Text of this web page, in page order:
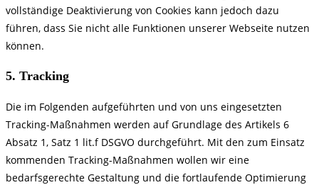
vollständige Deaktivierung von Cookies kann jedoch dazu
führen, dass Sie nicht alle Funktionen unserer Webseite nutzen
können.
5. Tracking
Die im Folgenden aufgeführten und von uns eingesetzten
Tracking-Maßnahmen werden auf Grundlage des Artikels 6
Absatz 1, Satz 1 lit.f DSGVO durchgeführt. Mit den zum Einsatz
kommenden Tracking-Maßnahmen wollen wir eine
bedarfsgerechte Gestaltung und die fortlaufende Optimierung